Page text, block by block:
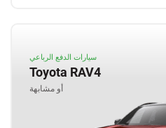
سيارات الدفع الرباعي
Toyota RAV4
أو مشابهة